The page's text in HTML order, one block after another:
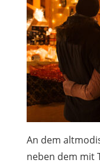
An dem
neben dem mit